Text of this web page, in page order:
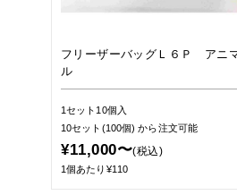
フリーザーバッグＬ６Ｐ アニ
ル
1セット10個入
10セット(100個)から注文可能
¥11,000〜(税込)
1個あたり¥110